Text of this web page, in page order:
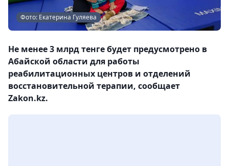
Фото: Екатерина Гуляева
Не менее 3 млрд тенге будет предусмотрено в
Абайской области для работы
реабилитационных центров и отделений
восстановительной терапии, сообщает
Zakon.kz.